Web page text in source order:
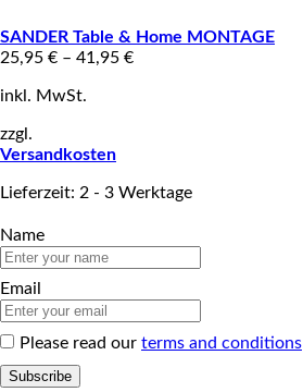
SANDER Table & Home MONTAGE
25,95 € – 41,95 €
inkl. MwSt.
zzgl.
Versandkosten
Lieferzeit: 2 - 3 Werktage
Name
Email
Please read our terms and conditions